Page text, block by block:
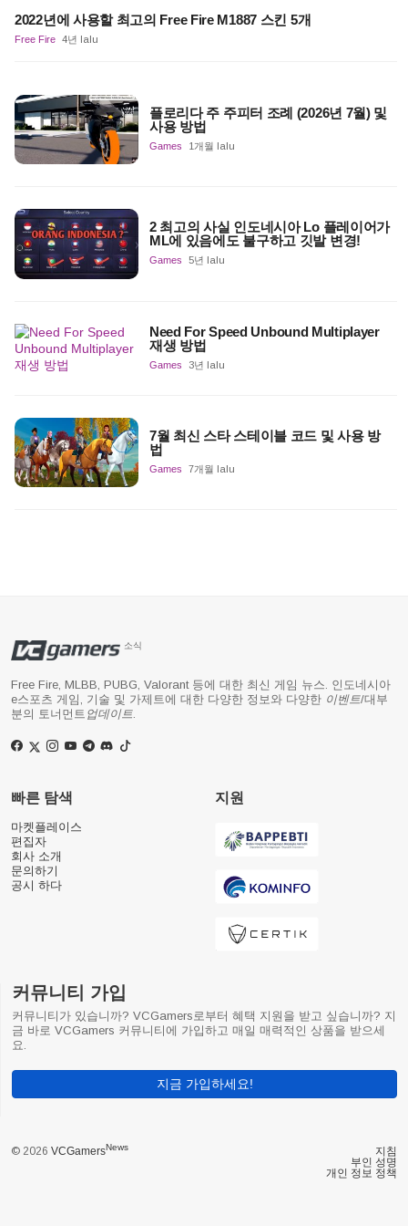
2022년에 사용할 최고의 Free Fire M1887 스킨 5개
Free Fire 4년 lalu
플로리다 주 주피터 조례 (2026년 7월) 및
사용 방법
Games 1개월 lalu
2 최고의 사실 인도네시아 Lo 플레이어가
ML에 있음에도 불구하고 깃발 변경!
Games 5년 lalu
Need For Speed Unbound Multiplayer
재생 방법
Games 3년 lalu
7월 최신 스타 스테이블 코드 및 사용 방
법
Games 7개월 lalu
소식
Free Fire, MLBB, PUBG, Valorant 등에 대한 최신 게임 뉴스. 인도네시아
e스포츠 게임, 기술 및 가제트에 대한 다양한 정보와 다양한 이벤트/대부
분의 토너먼트 업데이트.
빠른 탐색
마켓플레이스
편집자
회사 소개
문의하기
공시 하다
지원
커뮤니티 가입
커뮤니티가 있습니까? VCGamers로부터 혜택 지원을 받고 싶습니까? 지
금 바로 VCGamers 커뮤니티에 가입하고 매일 매력적인 상품을 받으세
요.
지금 가입하세요!
© 2026 VCGamersNews
지침
부인 성명
개인 정보 정책